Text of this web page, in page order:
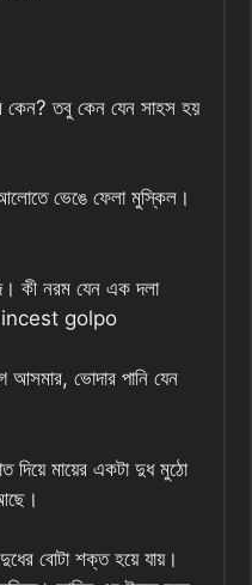
কেন? তবু কেন যেন সাহস হয়
ভেঙে ফেলা মুস্কিল।
কী নরম যেন এক দলা
incest golpo
আসমার, ভোদার পানি যেন
দিয়ে মায়ের একটা দুধ মুঠো
বোটা শক্ত হয়ে যায়।